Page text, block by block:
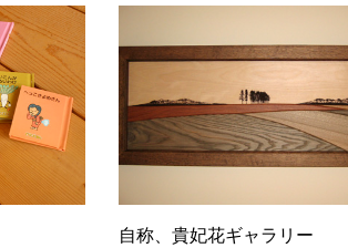
自称、貴妃花ギャラリー